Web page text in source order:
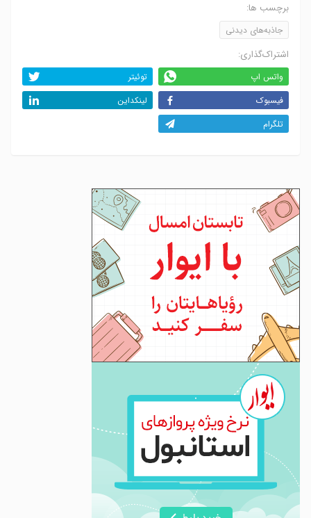
برچسب ها:
جاذبه‌های دیدنی
اشتراک‌گذاری:
واتس اپ
توئیتر
فیسبوک
لینکداین
تلگرام